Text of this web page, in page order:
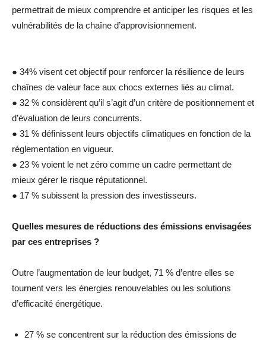
permettrait de mieux comprendre et anticiper les risques et les
vulnérabilités de la chaîne d’approvisionnement.
● 34% visent cet objectif pour renforcer la résilience de leurs
chaînes de valeur face aux chocs externes liés au climat.
● 32 % considèrent qu’il s’agit d’un critère de positionnement et
d’évaluation de leurs concurrents.
● 31 % définissent leurs objectifs climatiques en fonction de la
réglementation en vigueur.
● 23 % voient le net zéro comme un cadre permettant de
mieux gérer le risque réputationnel.
● 17 % subissent la pression des investisseurs.
Quelles mesures de réductions des émissions envisagées
par ces entreprises ?
Outre l’augmentation de leur budget, 71 % d’entre elles se
tournent vers les énergies renouvelables ou les solutions
d’efficacité énergétique.
27 % se concentrent sur la réduction des émissions de